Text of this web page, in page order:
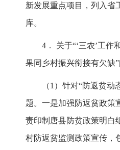
新发展重点项目，列入省
库。
4． 关于“‘三农’工作
果同乡村振兴衔接有欠缺
（1）针对“防返贫
题。一是加强防返贫政策
责印制唐县防贫政策明白
村防返贫监测政策宣传，